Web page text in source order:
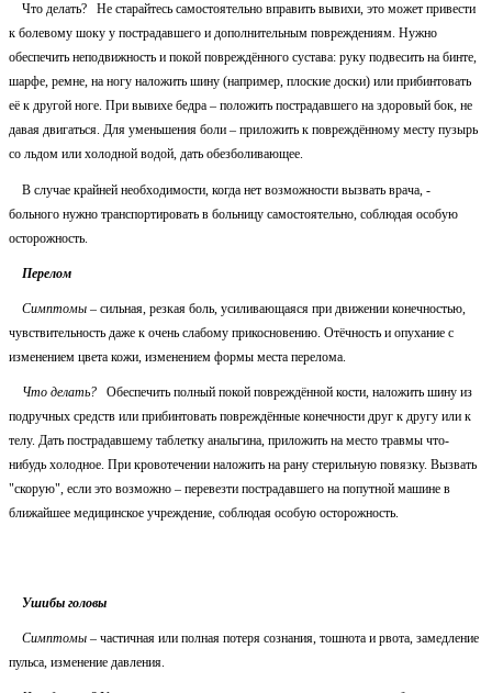
Что делать? Не старайтесь самостоятельно вправить вывихи, это может привести
к болевому шоку у пострадавшего и дополнительным повреждениям. Нужно
обеспечить неподвижность и покой повреждённого сустава: руку подвесить на бинте,
шарфе, ремне, на ногу наложить шину (например, плоские доски) или прибинтовать
её к другой ноге. При вывихе бедра – положить пострадавшего на здоровый бок, не
давая двигаться. Для уменьшения боли – приложить к повреждённому месту пузырь
со льдом или холодной водой, дать обезболивающее.
В случае крайней необходимости, когда нет возможности вызвать врача, -
больного нужно транспортировать в больницу самостоятельно, соблюдая особую
осторожность.
Перелом
Симптомы – сильная, резкая боль, усиливающаяся при движении конечностью,
чувствительность даже к очень слабому прикосновению. Отёчность и опухание с
изменением цвета кожи, изменением формы места перелома.
Что делать?
Обеспечить полный покой повреждённой кости, наложить шину из
подручных средств или прибинтовать повреждённые конечности друг к другу или к
телу. Дать пострадавшему таблетку анальгина, приложить на место травмы что-
нибудь холодное. При кровотечении наложить на рану стерильную повязку. Вызвать
"скорую", если это возможно – перевезти пострадавшего на попутной машине в
ближайшее медицинское учреждение, соблюдая особую осторожность.
Ушибы головы
Симптомы – частичная или полная потеря сознания, тошнота и рвота, замедление
пульса, изменение давления.